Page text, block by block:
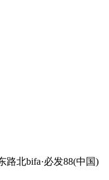
北bifa·必发88(中国)